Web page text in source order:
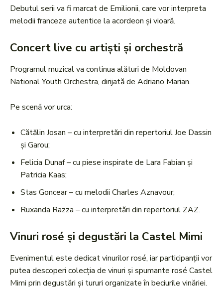
Debutul serii va fi marcat de Emilionii, care vor interpreta
melodii franceze autentice la acordeon și vioară.
Concert live cu artiști și orchestră
Programul muzical va continua alături de Moldovan
National Youth Orchestra, dirijată de Adriano Marian.
Pe scenă vor urca:
Cătălin Josan – cu interpretări din repertoriul Joe Dassin
și Garou;
Felicia Dunaf – cu piese inspirate de Lara Fabian și
Patricia Kaas;
Stas Goncear – cu melodii Charles Aznavour;
Ruxanda Razza – cu interpretări din repertoriul ZAZ.
Vinuri rosé și degustări la Castel Mimi
Evenimentul este dedicat vinurilor rosé, iar participanții vor
putea descoperi colecția de vinuri și spumante rosé Castel
Mimi prin degustări și tururi organizate în beciurile vinăriei.